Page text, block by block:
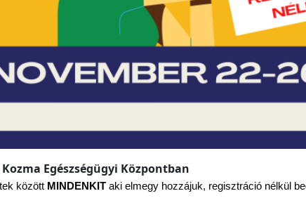
Egészségügyi Központban
között MINDENKIT aki elmegy hozzájuk, regisztráció nélkül